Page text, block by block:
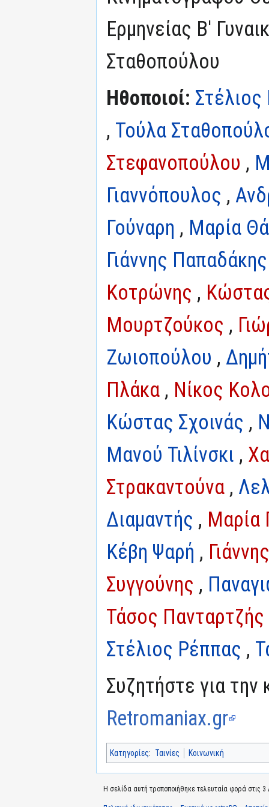
Ερμηνείας Β'
Σταθοπούλου
Ηθοποιοί:
, Τούλα
Στεφανοπούλου ,
Γιαννόπουλος ,
Γούναρη , Μαρία
Γιάννης
Κοτρώνης ,
Μουρτζούκος ,
Ζωιοπούλου ,
Πλάκα , Νίκος
Κώστας Σχοινάς ,
Μανού Τιλίνσκι ,
Στρακαντούνα ,
Διαμαντής , Μαρία
Κέβη Ψαρή ,
Συγγούνης ,
Τάσος Πανταρτζής
Στέλιος Ρέππας ,
Συζητήστε για την
Retromaniax.gr
Κατηγορίες: Ταινίες Κοινωνική
Η σελίδα αυτή τροποποιήθηκε τελευταία φορά στις 3